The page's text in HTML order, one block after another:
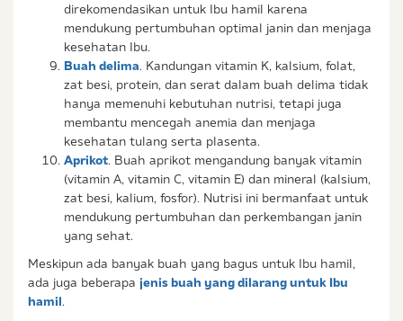
direkomendasikan untuk Ibu hamil karena
mendukung pertumbuhan optimal janin dan menjaga
kesehatan Ibu.
Buah delima. Kandungan vitamin K, kalsium, folat,
zat besi, protein, dan serat dalam buah delima tidak
hanya memenuhi kebutuhan nutrisi, tetapi juga
membantu mencegah anemia dan menjaga
kesehatan tulang serta plasenta.
Aprikot. Buah aprikot mengandung banyak vitamin
(vitamin A, vitamin C, vitamin E) dan mineral (kalsium,
zat besi, kalium, fosfor). Nutrisi ini bermanfaat untuk
mendukung pertumbuhan dan perkembangan janin
yang sehat.
Meskipun ada banyak buah yang bagus untuk Ibu hamil,
ada juga beberapa jenis buah yang dilarang untuk Ibu
hamil.